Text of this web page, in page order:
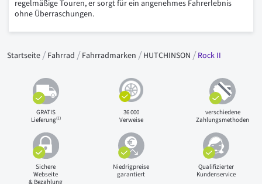
regelmäßige Touren, er sorgt für ein angenehmes Fahrerlebnis
ohne Überraschungen.
Startseite Fahrrad Fahrradmarken HUTCHINSON Rock II
GRATIS
Lieferung(1)
36 000
Verweise
verschiedene
Zahlungsmethoden
Sichere
Webseite
& Bezahlung
Niedrigpreise
garantiert
Qualifizierter
Kundenservice